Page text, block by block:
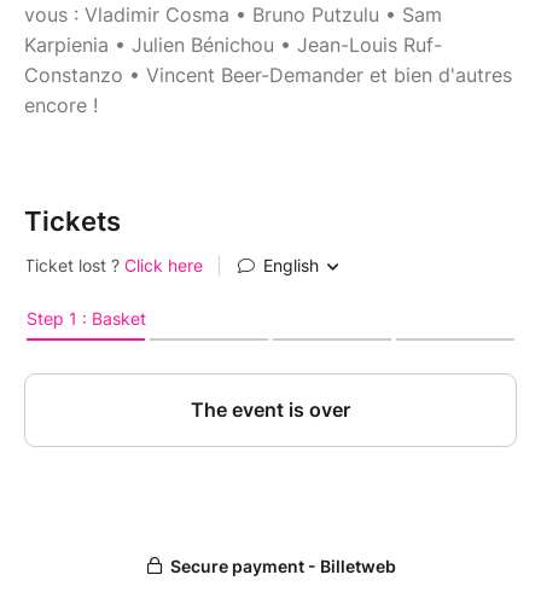
vous : Vladimir Cosma • Bruno Putzulu • Sam
Karpienia • Julien Bénichou • Jean-Louis Ruf-
Constanzo • Vincent Beer-Demander et bien d'autres
encore !
Tickets